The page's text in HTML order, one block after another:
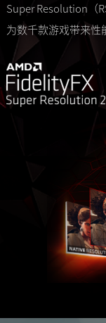
Super Resolution（
为数千款游戏带来性